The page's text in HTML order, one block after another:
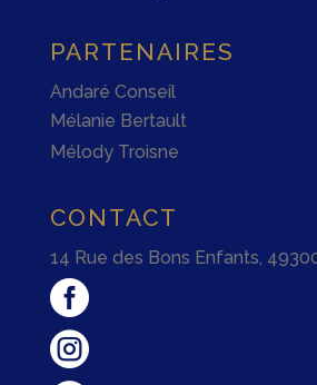
PARTENAIRES
Andaré Conseil
Mélanie Bertault
Mélody Troisne
CONTACT
14 Rue des Bons Enfants,

